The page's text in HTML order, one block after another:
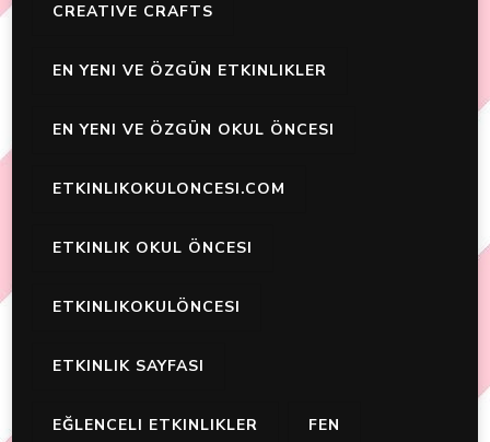
CREATIVE CRAFTS
EN YENI VE ÖZGÜN ETKINLIKLER
EN YENI VE ÖZGÜN OKUL ÖNCESI
ETKINLIKOKULONCESI.COM
ETKINLIK OKUL ÖNCESI
ETKINLIKOKULÖNCESI
ETKINLIK SAYFASI
EĞLENCELI ETKINLIKLER FEN